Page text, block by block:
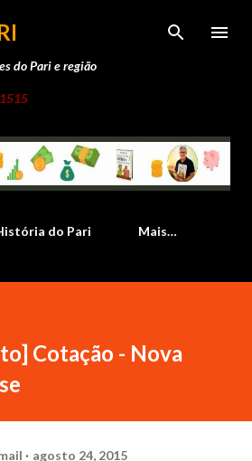
o conteúdo principal
do Pari e região
do Pari Mais…
Cotação - Nova
agosto 24, 2015